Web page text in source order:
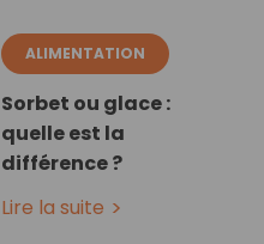
ALIMENTATION
Sorbet ou glace :
quelle est la
différence ?
Lire la suite